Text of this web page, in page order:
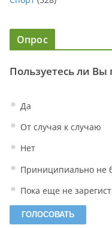
Опрос
Пользуетесь ли
Да
От случая к случаю
Нет
Приниципиально не
Пока еще не